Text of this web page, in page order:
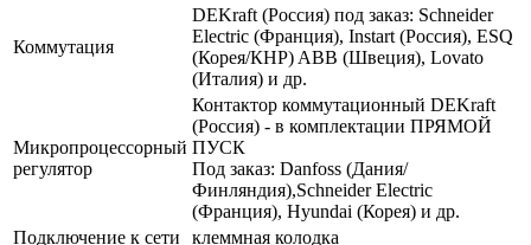
Коммутация
DEKraft (Россия) под заказ: Schneider
Electric (Франция), Instart (Россия), ESQ
(Корея/КНР) ABB (Швеция), Lovato
(Италия) и др.
Микропроцессорный
регулятор
Контактор коммутационный DEKraft
(Россия) - в комплектации ПРЯМОЙ
ПУСК
Под заказ: Danfoss (Дания/
Финляндия),Schneider Electric
(Франция), Hyundai (Корея) и др.
Подключение к сети
клеммная колодка